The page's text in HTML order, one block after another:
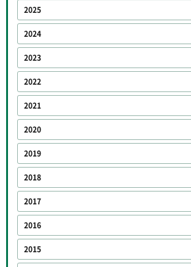
2025
2024
2023
2022
2021
2020
2019
2018
2017
2016
2015